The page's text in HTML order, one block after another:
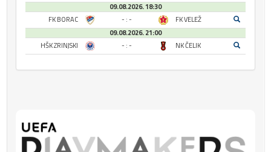
09.08.2026. 18:30
FK BORAC
- : -
FK VELEŽ
09.08.2026. 21:00
HŠK ZRINJSKI
- : - NK ČELIK